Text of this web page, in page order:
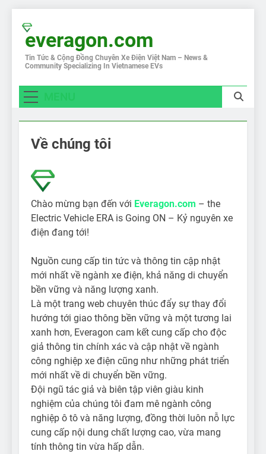
content
everagon.com
Tin Tức & Cộng Đồng Chuyên Xe Điện Việt Nam – News &
Community Specializing In Vietnamese EVs
Về chúng tôi
Chào mừng bạn đến với Everagon.com – the
Electric Vehicle ERA is Going ON – Kỷ nguyên xe
điện đang tới!
Nguồn cung cấp tin tức và thông tin cập nhật
mới nhất về ngành xe điện, khả năng di chuyển
bền vững và năng lượng xanh.
Là một trang web chuyên thúc đẩy sự thay đổi
hướng tới giao thông bền vững và một tương lai
xanh hơn, Everagon cam kết cung cấp cho độc
giả thông tin chính xác và cập nhật về ngành
công nghiệp xe điện cũng như những phát triển
mới nhất về di chuyển bền vững.
Đội ngũ tác giả và biên tập viên giàu kinh
nghiệm của chúng tôi đam mê ngành công
nghiệp ô tô và năng lượng, đồng thời luôn nỗ lực
cung cấp nội dung chất lượng cao, vừa mang
tính thông tin vừa hấp dẫn.